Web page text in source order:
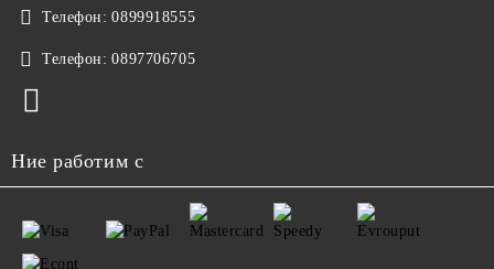
Телефон: 0899918555
Телефон: 0897706705
Ние работим с